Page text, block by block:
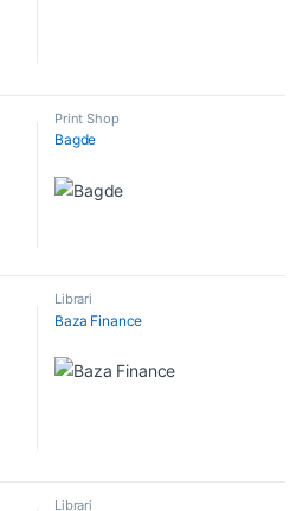
Print Shop
Bagde
Librari
Baza Finance
Librari